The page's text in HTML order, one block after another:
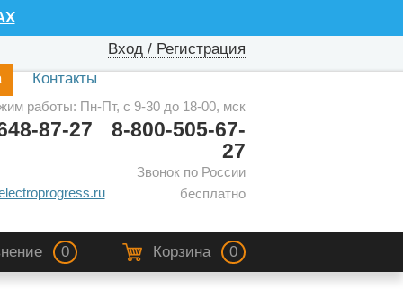
Вход / Регистрация
Контакты
работы: Пн-Пт, с 9-30 до 18-00, мск
8-800-505-67-
27
Звонок по России
бесплатно
87-27
0 Корзина 0